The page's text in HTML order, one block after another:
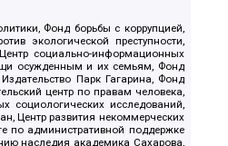
Фонд борьбы с коррупцией,
экологической преступности,
социально-информационных
осужденным и их семьям, Фонд
Парк Гагарина, Фонд
центр по правам человека,
социологических исследований,
Центр развития некоммерческих
по административной поддержке
наследия академика Сахарова,